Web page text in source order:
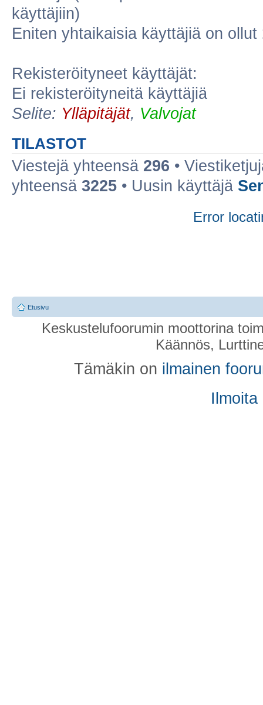
käyttäjiin)
Eniten yhtaikaisia käyttäjiä on ollut
Rekisteröityneet käyttäjät:
Ei rekisteröityneitä käyttäjiä
Selite: Ylläpitäjät, Valvojat
TILASTOT
Viestejä yhteensä 296 •
yhteensä 3225 • Uusin käyttäjä
Error
Etusivu
Keskustelufoorumin moottorina
Käännös,
Tämäkin on ilmainen